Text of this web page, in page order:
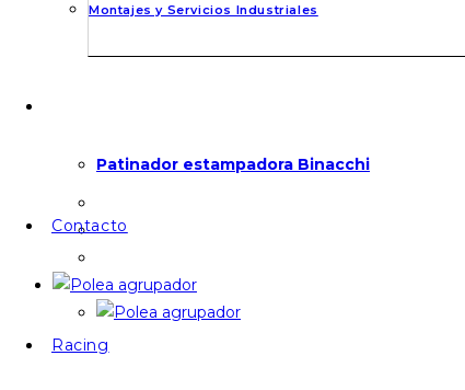
Montajes y Servicios Industriales
Contacto
Racing
Patinador estampadora Binacchi